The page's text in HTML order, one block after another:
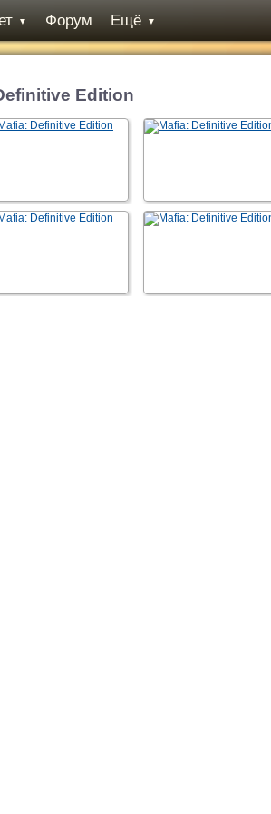
▼ Форум Ещё ▼
Edition